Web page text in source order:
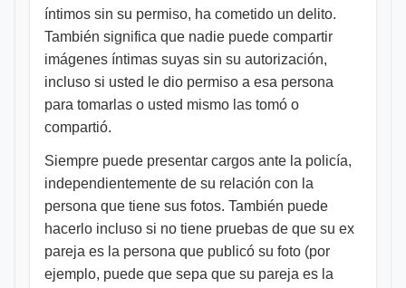
íntimos sin su permiso, ha cometido un delito.
También significa que nadie puede compartir
imágenes íntimas suyas sin su autorización,
incluso si usted le dio permiso a esa persona
para tomarlas o usted mismo las tomó o
compartió.
Siempre puede presentar cargos ante la policía,
independientemente de su relación con la
persona que tiene sus fotos. También puede
hacerlo incluso si no tiene pruebas de que su ex
pareja es la persona que publicó su foto (por
ejemplo, puede que sepa que su pareja es la